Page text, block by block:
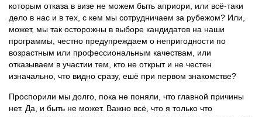
которым отказа в визе не можем быть априори, или всё-таки
дело в нас и в тех, с кем мы сотрудничаем за рубежом? Или,
может, мы так осторожны в выборе кандидатов на наши
программы, честно предупреждаем о непригодности по
возрастным или профессиональным качествам, или
отказываем в участии тем, кто не открыт и не честен
изначально, что видно сразу, ешё при первом знакомстве?
Проспорили мы долго, пока не поняли, что главной причины
нет. Да, и быть не может. Важно всё, что я только что